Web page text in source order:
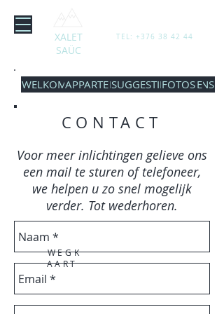
TEL: +376 38 42 44
XALET
SAÜC
CONTACT
CONTACT
À PROPOS
OVER ONSACTIVITÉS
ACTIVITEITEN BLOG
BLOG
ACCUEIL
WELKOMAPPARTEMENTS
APPARTEMENTSRECOMMANDATIONS
SUGGESTIESGALERIE
FOTOS
CONTACT
Voor meer inlichtingen gelieve ons
een mail te sturen of telefoneer,
we helpen u zo snel mogelijk
verder. Tot wederhoren.
WEGK
AART